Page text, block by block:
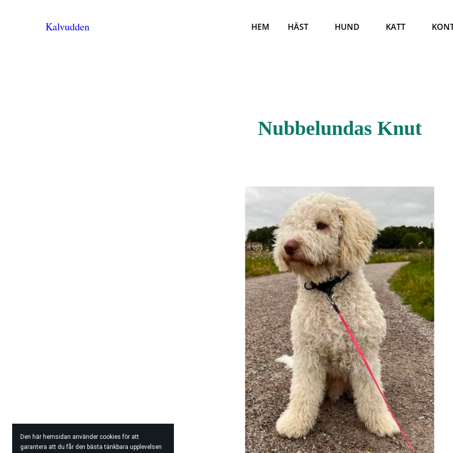
Den här hemsidan använder cookies för att
garantera att du får den bästa tänkbara upplevelsen
Kalvudden HEM HÄST HUND KATT
Nubbelundas Knut